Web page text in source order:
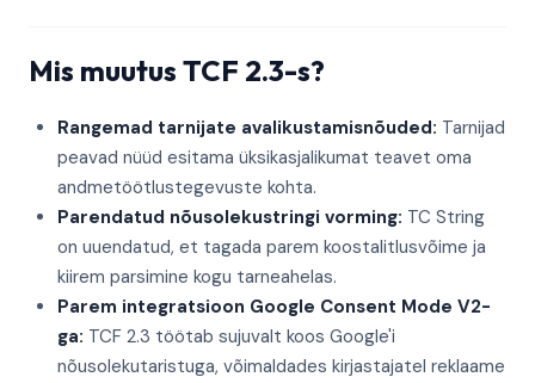
Mis muutus TCF 2.3-s?
Rangemad tarnijate avalikustamisnõuded: Tarnijad
peavad nüüd esitama üksikasjalikumat teavet oma
andmetöötlustegevuste kohta.
Parendatud nõusolekustringi vorming: TC String
on uuendatud, et tagada parem koostalitlusvõime ja
kiirem parsimine kogu tarneahelas.
Parem integratsioon Google Consent Mode V2-
ga: TCF 2.3 töötab sujuvalt koos Google'i
nõusolekutaristuga, võimaldades kirjastajatel reklaame